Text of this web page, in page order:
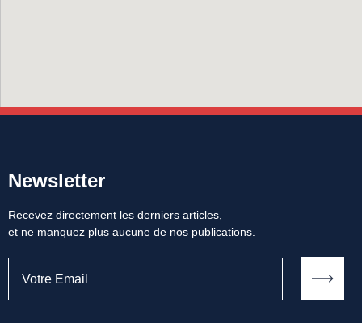
Newsletter
Recevez directement les derniers articles,
et ne manquez plus aucune de nos publications.